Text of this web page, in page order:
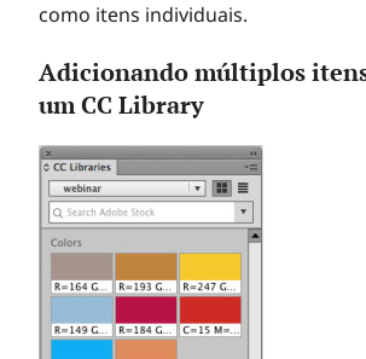
como itens individuais.
Adicionando múltiplos
um CC Library